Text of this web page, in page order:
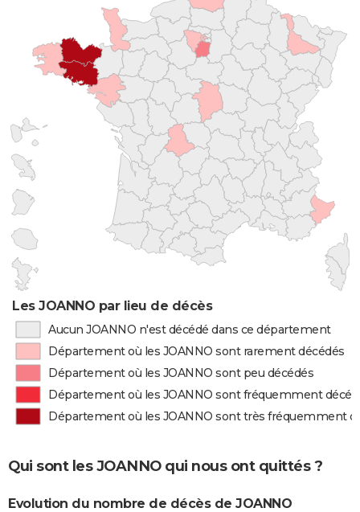
Les JOANNO par lieu de décès
Aucun JOANNO n'est décédé dans ce département
Département où les JOANNO sont rarement décédés
Département où les JOANNO sont peu décédés
Département où les JOANNO sont fréquemment
Département où les JOANNO sont très fréquemment
Qui sont les JOANNO qui nous ont quittés ?
Evolution du nombre de décès de JOANNO